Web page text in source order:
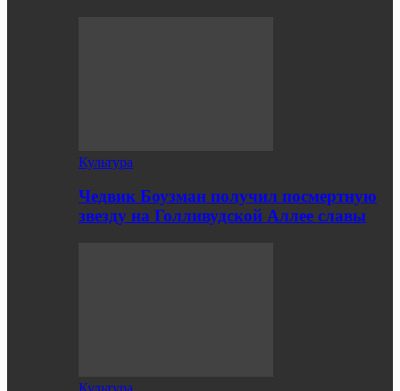
Культура
Чедвик Боузман получил посмертную
звезду на Голливудской Аллее славы
Культура